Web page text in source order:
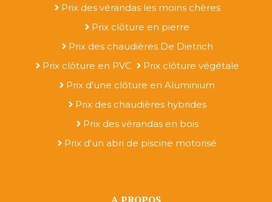
Prix des vérandas les moins chères
Prix clôture en pierre
Prix des chaudières De Dietrich
Prix clôture en PVC
Prix clôture végétale
Prix d'une clôture en Aluminium
Prix des chaudières hybrides
Prix des vérandas en bois
Prix d'un abri de piscine motorisé